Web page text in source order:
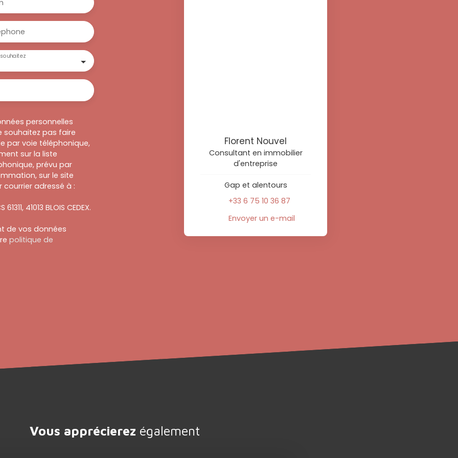
personnelles
souhaitez pas faire
par voie téléphonique,
sur la liste
prévu par
sur le site
adressé à :
41013 BLOIS CEDEX.
de vos données
politique de
Florent Nouvel
Consultant en immobilier
d'entreprise
Gap et alentours
+33 6 75 10 36 87
Envoyer un e-mail
Vous apprécierez également